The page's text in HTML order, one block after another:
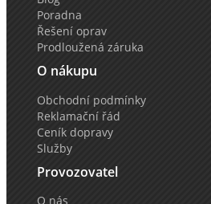
Poradna
Řešení oprav
Prodloužená záruka
O nákupu
Obchodní podmínky
Reklamační řád
Ceník dopravy
Služby
Provozovatel
O nás